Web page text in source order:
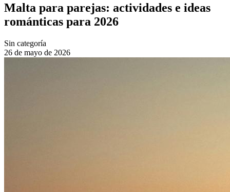
Malta para parejas: actividades e ideas
románticas para 2026
Sin categoría
26 de mayo de 2026